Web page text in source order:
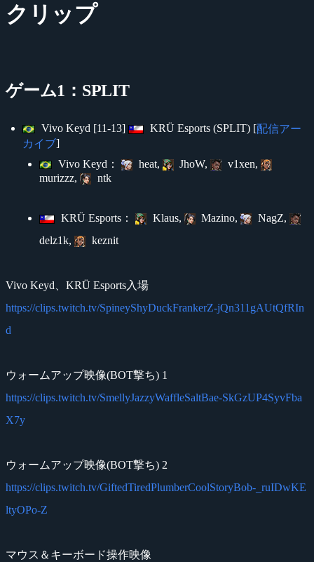
クリップ
ゲーム1：SPLIT
Vivo Keyd [11-13] KRÜ Esports (SPLIT) [配信アー
カイブ]
Vivo Keyd：
heat, JhoW,
v1xen,
murizzz,
ntk
KRÜ Esports： Klaus, Mazino,
NagZ,
delz1k,
keznit
Vivo Keyd、KRÜ Esports入場
https://clips.twitch.tv/SpineyShyDuckFrankerZ-jQn311gAUtQfRIn
d
ウォームアップ映像(BOT撃ち) 1
https://clips.twitch.tv/SmellyJazzyWaffleSaltBae-SkGzUP4SyvFba
X7y
ウォームアップ映像(BOT撃ち) 2
https://clips.twitch.tv/GiftedTiredPlumberCoolStoryBob-_ruIDwKE
ltyOPo-Z
マウス＆キーボード操作映像